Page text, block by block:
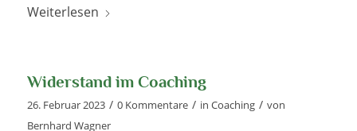
Weiterlesen
Widerstand im Coaching
26. Februar 2023 / 0 Kommentare / in Coaching / von
Bernhard Wagner